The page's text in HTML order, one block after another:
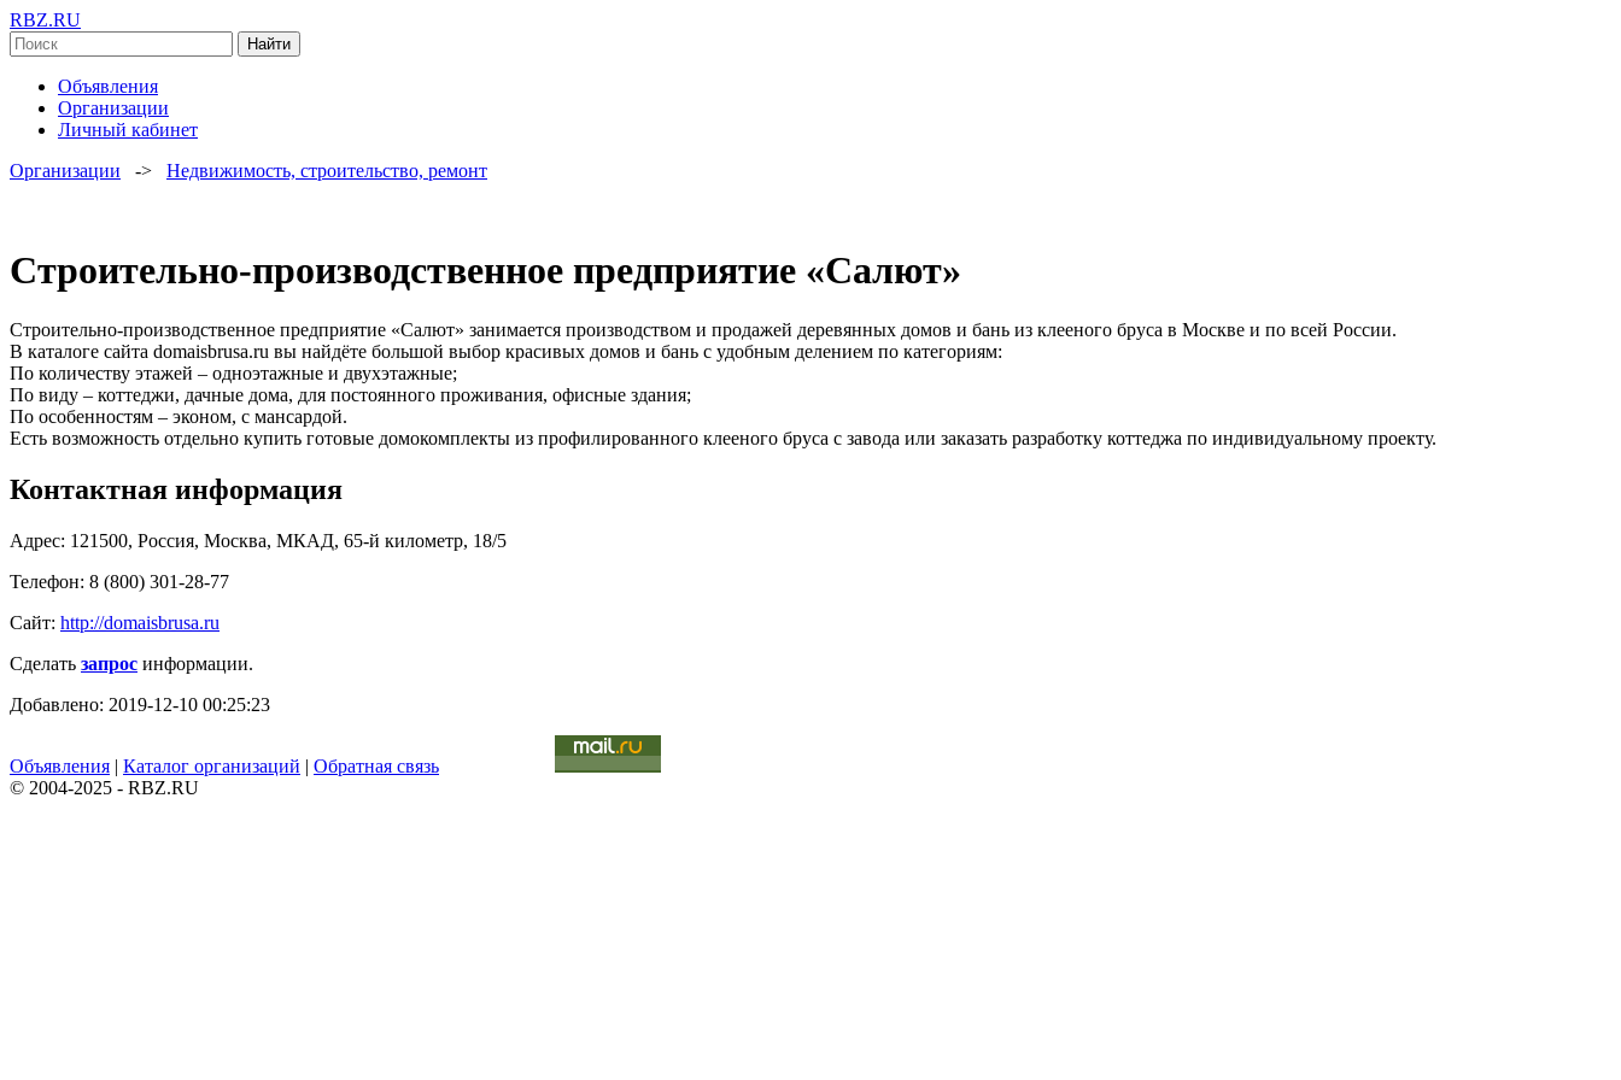
RBZ.RU
Найти
Объявления
Организации
Личный кабинет
Организации -> Недвижимость, строительство, ремонт
Строительно-производственное предприятие «Салют»
Строительно-производственное предприятие «Салют» занимается производством и продажей деревянных домов и бань из клееного бруса в Москве и по всей России.
В каталоге сайта domaisbrusa.ru вы найдёте большой выбор красивых домов и бань с удобным делением по категориям:
По количеству этажей – одноэтажные и двухэтажные;
По виду – коттеджи, дачные дома, для постоянного проживания, офисные здания;
По особенностям – эконом, с мансардой.
Есть возможность отдельно купить готовые домокомплекты из профилированного клееного бруса с завода или заказать разработку коттеджа по индивидуальному проекту.
Контактная информация
Адрес: 121500, Россия, Москва, МКАД, 65-й километр, 18/5
Телефон: 8 (800) 301-28-77
Сайт: http://domaisbrusa.ru
Сделать запрос информации.
Добавлено: 2019-12-10 00:25:23
Объявления | Каталог организаций | Обратная связь
© 2004-2025 - RBZ.RU